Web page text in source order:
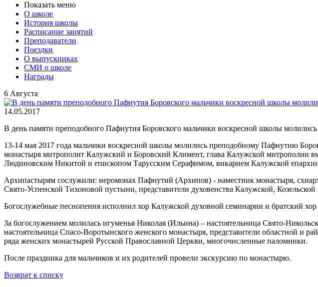
Показать меню
О школе
История школы
Расписание занятий
Преподаватели
Поездки
О выпускниках
СМИ о школе
Награды
6 Августа
14.05.2017
В день памяти преподобного Пафнутия Боровского мальчики воскресной школы
13-14 мая 2017 года мальчики воскресной школы молились преподобному Пафнутию
монастыря митрополит Калужский и Боровский Климент, глава Калужской
Людиновским Никитой и епископом Тарусским Серафимом, викарием Калужской
Архипастырям сослужили: иеромонах Пафнутий (Архипов) - наместник монастыря,
Свято-Успенской Тихоновой пустыни, представители духовенства Калужской,
Богослужебные песнопения исполнил хор Калужской духовной семинарии и братский
За богослужением молилась игуменья Николая (Ильина) – настоятельница Свято-
настоятельница Спасо-Воротынского женского монастыря, представители областной и
ряда женских монастырей Русской Православной Церкви, многочисленные паломники.
После праздника для мальчиков и их родителей провели экскурсию по монастырю.
Возврат к списку